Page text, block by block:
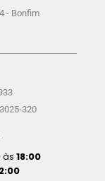
- Bonfim
320
às 18:00